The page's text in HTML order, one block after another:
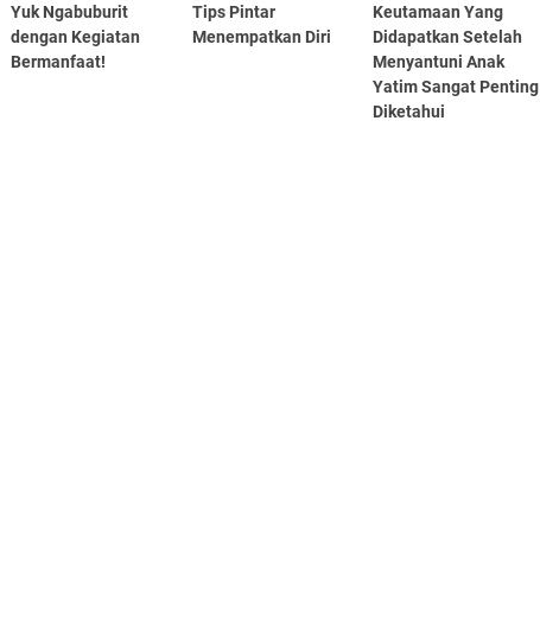
Yuk Ngabuburit
dengan Kegiatan
Bermanfaat!
Tips Pintar
Menempatkan Diri
Keutamaan Yang
Didapatkan Setelah
Menyantuni Anak
Yatim Sangat Penting
Diketahui